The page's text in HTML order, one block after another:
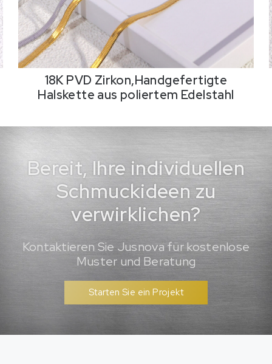
18K PVD Zirkon,Handgefertigte
Halskette aus poliertem Edelstahl
Bereit, Ihre individuellen
Schmuckideen zu
verwirklichen?
Kontaktieren Sie Jusnova für kostenlose
Muster und Beratung
Starten Sie ein Projekt